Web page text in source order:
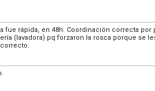
fue rápida, en 48h. Coordinación correcta
(lavadora) pq forzaron la rosca porque se